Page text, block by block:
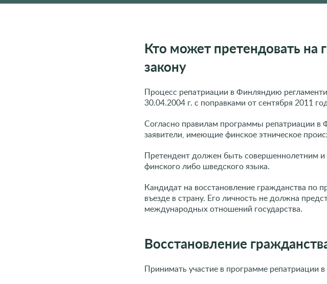
Кто может претендовать на
закону
Процесс репатриации в Финляндию
30.04.2004 г. с поправками от сентября 2011
Согласно правилам программы репатриации в
заявители, имеющие финское этническое
Претендент должен быть совершеннолетним
финского либо шведского языка.
Кандидат на восстановление гражданства
въезде в страну. Его личность не должна
международных отношений государства.
Восстановление
Принимать участие в программе репатриации